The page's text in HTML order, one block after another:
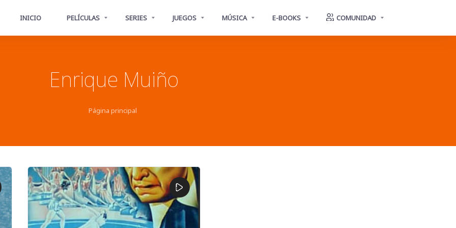
INICIO PELÍCULAS SERIES JUEGOS MÚSICA E-BOOKS COMUNIDAD
Enrique Muiño
Página principal